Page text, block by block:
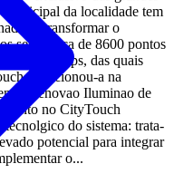
da localidade tem
a transformar o
seus cerca de 8600 pontos
LED Philips, das quais
posicionou-a na
Renovao Iluminao de
no CityTouch
do sistema: trata-
potencial para integrar
o...